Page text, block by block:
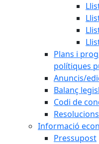
Plans i
polítiques
Anuncis/
Balanç
Codi de
Informació
Pressupost